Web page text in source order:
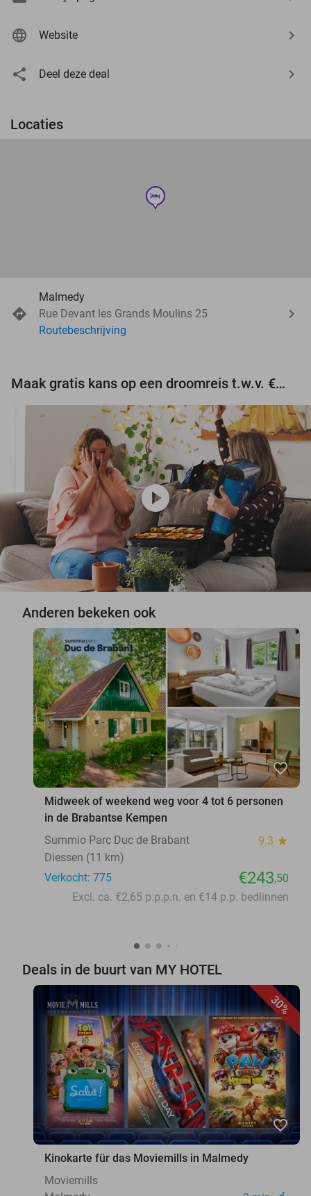
Website
Deel deze deal
Locaties
hotel
Malmedy
Rue Devant les Grands Moulins 25
Routebeschrijving
Maak gratis kans op een droomreis t.w.v. €3.000!
play_circle
Anderen bekeken ook
favorite_border
Midweek of weekend weg voor 4 tot 6 personen
in de Brabantse Kempen
Summio Parc Duc de Brabant
9.3 star
Diessen (11 km)
Verkocht: 775
€243,50
Excl. ca. €2,65 p.p.p.n. en €14 p.p. bedlinnen
Deals in de buurt van MY HOTEL
30%
favorite_border
Kinokarte für das Moviemills in Malmedy
Moviemills